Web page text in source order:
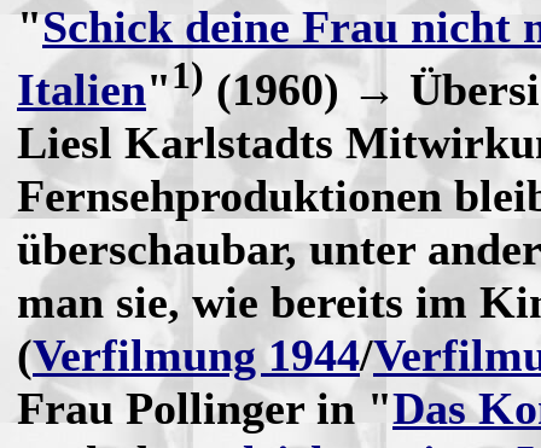
"Schick deine Frau nicht
Italien"1) (1960) →
Liesl Karlstadts
Fernsehproduktionen
überschaubar, unter
man sie, wie bereits im
(Verfilmung 1944/
Frau Pollinger in "Das